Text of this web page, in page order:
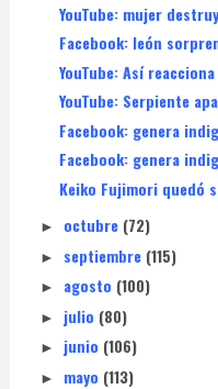
YouTube: mujer
Facebook: león
YouTube: Así
YouTube: Serpiente
Facebook: genera
Facebook: genera
Keiko Fujimori quedó
► octubre (72)
► septiembre (115)
► agosto (100)
► julio (80)
► junio (106)
► mayo (113)